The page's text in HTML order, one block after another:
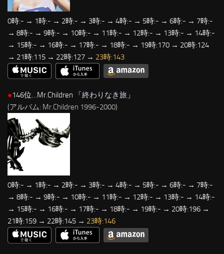
0時:- → 1時:- → 2時:- → 3時:- → 4時:- → 5時:- → 6時:- → 7時:-
→ 8時:- → 9時:- → 10時:- → 11時:- → 12時:- → 13時:- → 14時:-
→ 15時:- → 16時:- → 17時:- → 18時:- → 19時:170 → 20時:124
→ 21時:115 → 22時:127 → 23時:143
●146位…Mr.Children 「 終わりなき旅 」
(アルバム: Mr.Children 1996-2000)
0時:- → 1時:- → 2時:- → 3時:- → 4時:- → 5時:- → 6時:- → 7時:-
→ 8時:- → 9時:- → 10時:- → 11時:- → 12時:- → 13時:- → 14時:-
→ 15時:- → 16時:- → 17時:- → 18時:- → 19時:- → 20時:196 →
21時:159 → 22時:145 → 23時:146